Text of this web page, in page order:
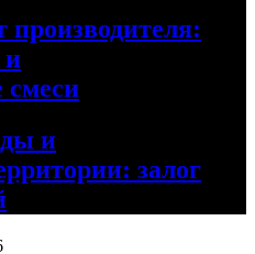
и
смеси
и
залог